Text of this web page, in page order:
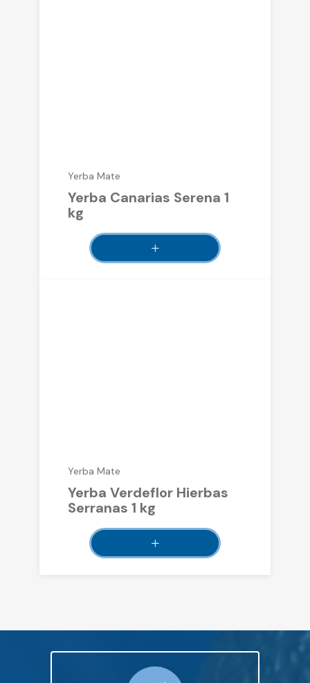
Yerba Mate
Yerba Canarias Serena 1
kg
Yerba Mate
Yerba Verdeflor Hierbas
Serranas 1 kg